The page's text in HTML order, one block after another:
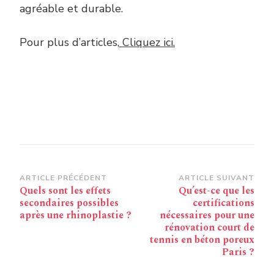
agréable et durable.
Pour plus d’articles, Cliquez ici.
Navigation
d’article
ARTICLE PRÉCÉDENT
Quels sont les effets
secondaires possibles
après une rhinoplastie ?
ARTICLE SUIVANT
Qu’est-ce que les
certifications
nécessaires pour une
rénovation court de
tennis en béton poreux
Paris ?